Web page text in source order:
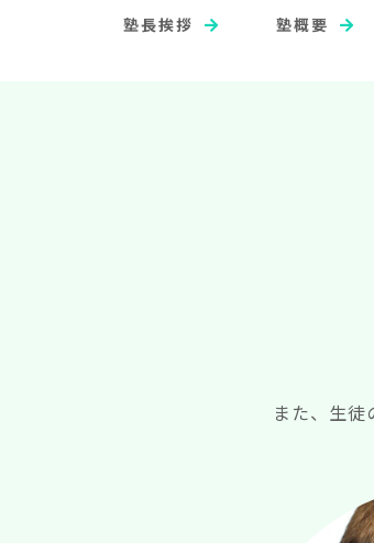
塾長挨拶 塾概要
また、生